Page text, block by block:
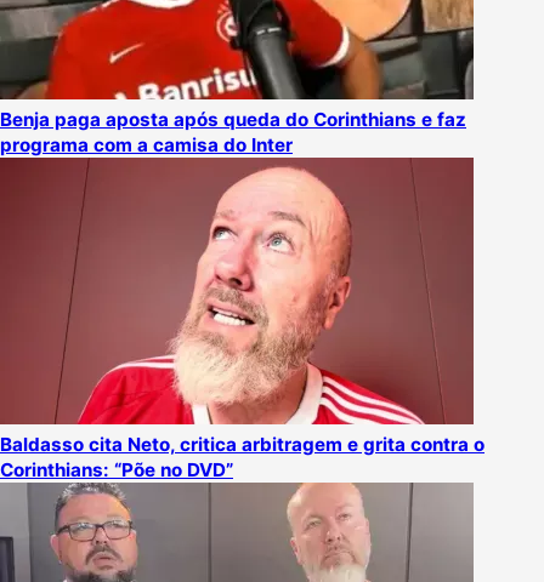
Benja paga aposta após queda do Corinthians e faz
programa com a camisa do Inter
Baldasso cita Neto, critica arbitragem e grita contra o
Corinthians: “Põe no DVD”